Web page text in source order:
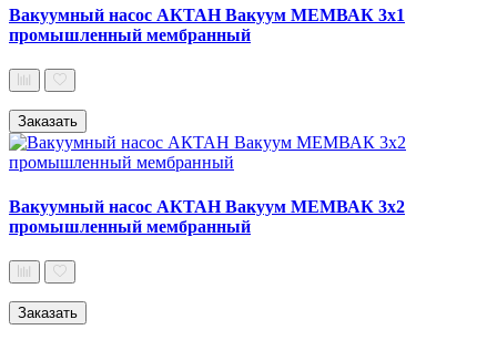
Вакуумный насос АКТАН Вакуум МЕМВАК 3х1
промышленный мембранный
Заказать
Вакуумный насос АКТАН Вакуум МЕМВАК 3х2
промышленный мембранный
Заказать